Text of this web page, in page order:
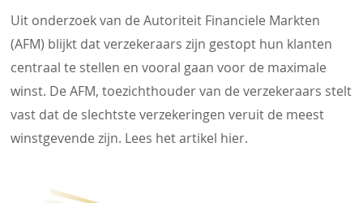
Uit onderzoek van de Autoriteit Financiele Markten
(AFM) blijkt dat verzekeraars zijn gestopt hun klanten
centraal te stellen en vooral gaan voor de maximale
winst. De AFM, toezichthouder van de verzekeraars stelt
vast dat de slechtste verzekeringen veruit de meest
winstgevende zijn. Lees het artikel hier.